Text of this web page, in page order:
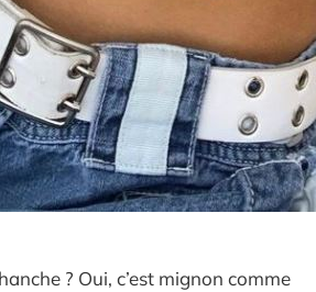
? Oui, c’est mignon comme